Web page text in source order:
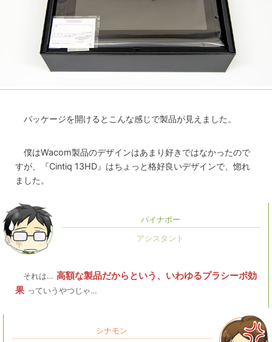
パッケージを開けるとこんな感じで製品が見えました。
僕はWacom製品のデザインはあまり好きではなかったので
すが、『Cintiq 13HD』はちょっと格好良いデザインで、惚れ
ました。
パイナポー
それは… 高額な製品だからという、いわゆるプラシーボ効
果 っていうやつじゃ…
シナモン